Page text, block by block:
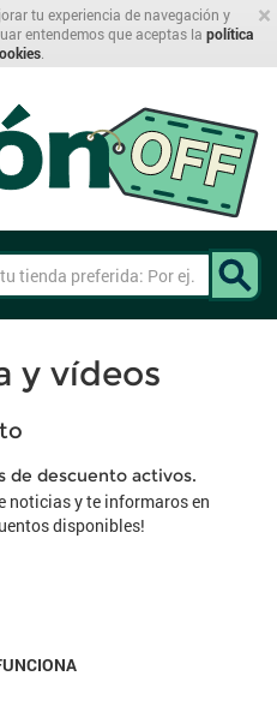
×
tu experiencia de navegación y
entendemos que aceptas la política
y vídeos
de descuento activos.
noticias y te informaros en
disponibles!